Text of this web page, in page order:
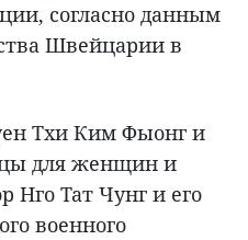
согласно данным
Швейцарии в
Тхи Ким Фыонг и
для женщин и
Нго Тат Чунг и его
военного